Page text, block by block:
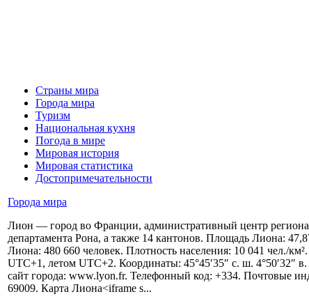
Страны мира
Города мира
Туризм
Национальная кухня
Погода в мире
Мировая история
Мировая статистика
Достопримечательности
Города мира
Лион — город во Франции, административный центр
департамента Рона, а также 14 кантонов. Площадь Лиона:
Лиона: 480 660 человек. Плотность населения: 10 041 чел./
UTC+1, летом UTC+2. Координаты: 45°45′35″ с. ш. 4°50′32″
сайт города: www.lyon.fr. Телефонный код: +334. Почтовые
69009. Карта Лиона<iframe s...